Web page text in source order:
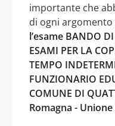
importante che
di ogni
l’esame BANDO
ESAMI PER LA
TEMPO
FUNZIONARIO
COMUNE DI
Romagna -